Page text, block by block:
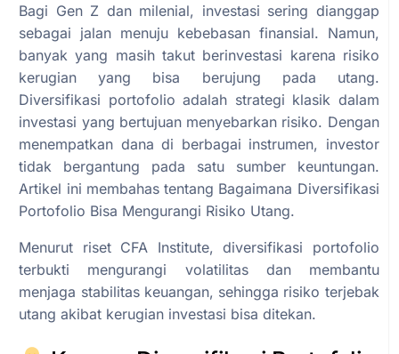
Bagi Gen Z dan milenial, investasi sering dianggap
sebagai jalan menuju kebebasan finansial. Namun,
banyak yang masih takut berinvestasi karena risiko
kerugian yang bisa berujung pada utang.
Diversifikasi portofolio adalah strategi klasik dalam
investasi yang bertujuan menyebarkan risiko. Dengan
menempatkan dana di berbagai instrumen, investor
tidak bergantung pada satu sumber keuntungan.
Artikel ini membahas tentang Bagaimana Diversifikasi
Portofolio Bisa Mengurangi Risiko Utang.
Menurut riset CFA Institute, diversifikasi portofolio
terbukti mengurangi volatilitas dan membantu
menjaga stabilitas keuangan, sehingga risiko terjebak
utang akibat kerugian investasi bisa ditekan.